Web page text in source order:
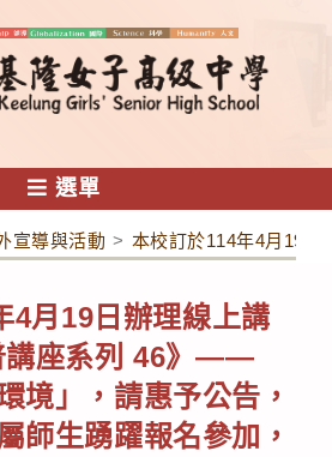
選單
宣導與活動 > 本校訂於114年4月19
4月19日辦理線上講
講座系列 46》——
境」，請惠予公告，
師生踴躍報名參加，